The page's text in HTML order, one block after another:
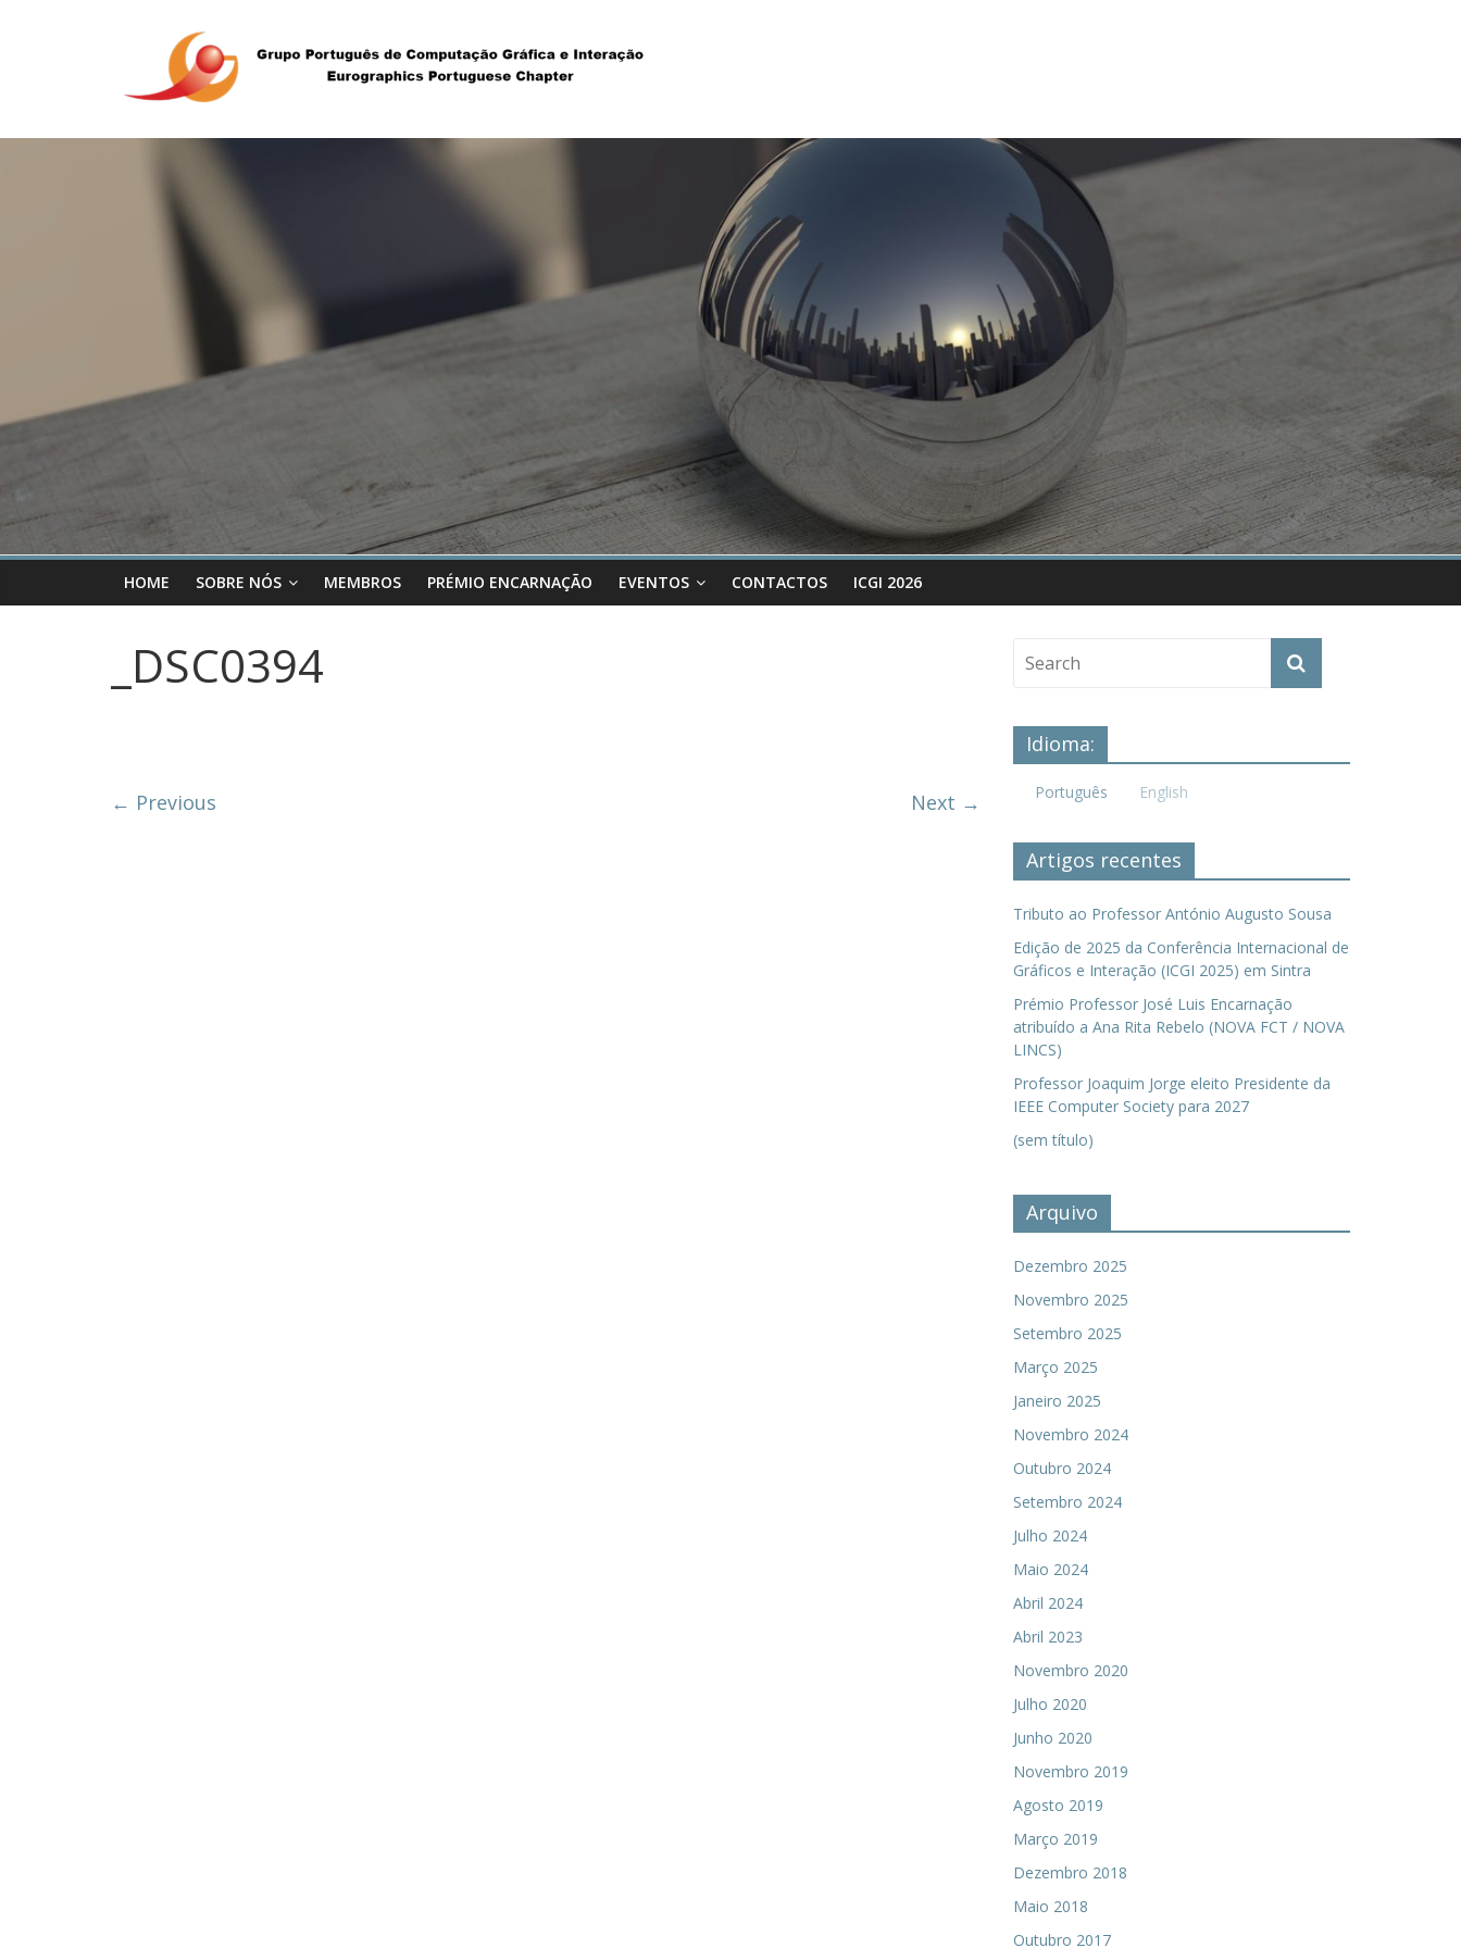
HOME SOBRE NÓS MEMBROS PRÉMIO ENCARNAÇÃO EVENTOS CONTACTOS ICGI 2026
_DSC0394
← Previous Next →
Idioma:
Português English
Artigos recentes
Tributo ao Professor António Augusto Sousa
Edição de 2025 da Conferência Internacional de
Gráficos e Interação (ICGI 2025) em Sintra
Prémio Professor José Luis Encarnação
atribuído a Ana Rita Rebelo (NOVA FCT / NOVA
LINCS)
Professor Joaquim Jorge eleito Presidente da
IEEE Computer Society para 2027
(sem título)
Arquivo
Dezembro 2025
Novembro 2025
Setembro 2025
Março 2025
Janeiro 2025
Novembro 2024
Outubro 2024
Setembro 2024
Julho 2024
Maio 2024
Abril 2024
Abril 2023
Novembro 2020
Julho 2020
Junho 2020
Novembro 2019
Agosto 2019
Março 2019
Dezembro 2018
Maio 2018
Outubro 2017